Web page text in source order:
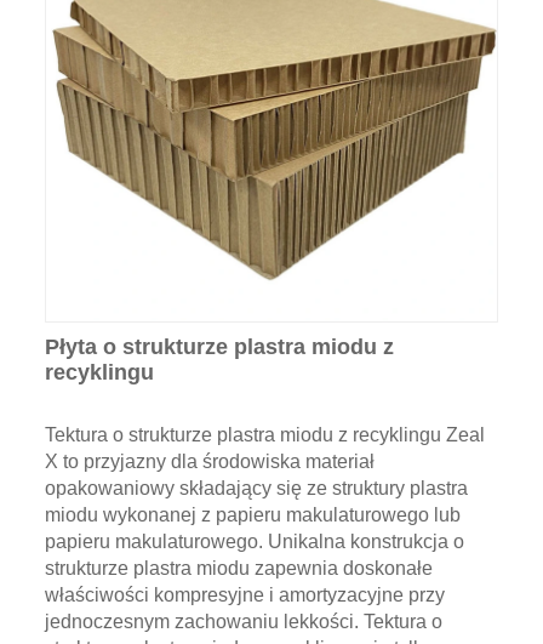
Płyta o strukturze plastra miodu z
recyklingu
Tektura o strukturze plastra miodu z recyklingu Zeal
X to przyjazny dla środowiska materiał
opakowaniowy składający się ze struktury plastra
miodu wykonanej z papieru makulaturowego lub
papieru makulaturowego. Unikalna konstrukcja o
strukturze plastra miodu zapewnia doskonałe
właściwości kompresyjne i amortyzacyjne przy
jednoczesnym zachowaniu lekkości. Tektura o